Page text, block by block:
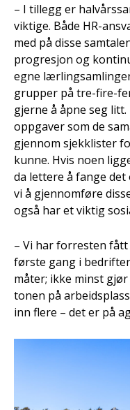
– I tillegg er
viktige. Både HR-
med på disse
progresjon og
egne
grupper på tre-fire-
gjerne å åpne seg
oppgaver som de
gjennom sjekklister
kunne. Hvis noen
da lettere å fange
vi å gjennomføre
også har et viktig
– Vi har forresten
første gang i
måter; ikke minst
tonen på
inn flere – det er på